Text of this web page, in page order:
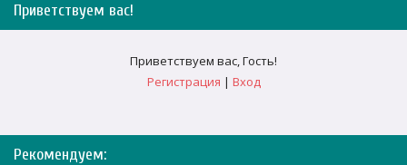
Приветствуем вас!
Приветствуем вас,Гость!
Регистрация | Вход
Рекомендуем: